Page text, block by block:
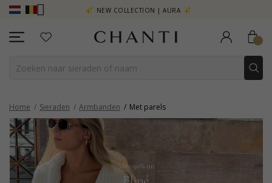
- KLIK HIER NEW COLLECTION | AURA
Home Sieraden Armbanden Met parels